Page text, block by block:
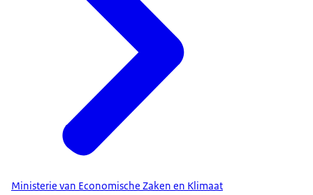
Ministerie van Economische Zaken en Klimaat